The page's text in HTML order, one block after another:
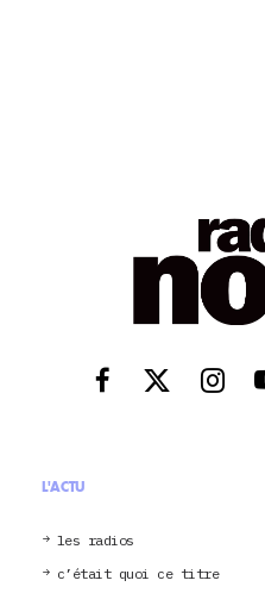
L'ACTU
les radios
c’était quoi ce titre